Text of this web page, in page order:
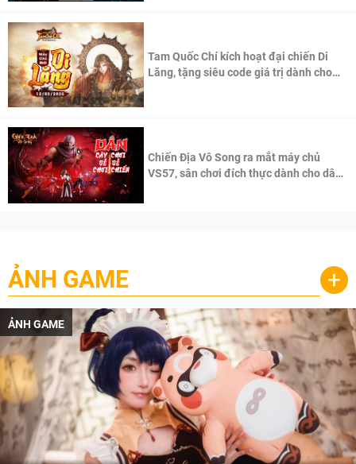
Tam Quốc Chí kích hoạt đại chiến Di
Lăng, tặng siêu code giá trị dành cho
Chiến Địa Vô Song ra mắt máy chủ
VS57, sân chơi đích thực dành cho dân
ẢNH GAME +
ẢNH GAME